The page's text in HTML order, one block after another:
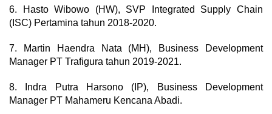
6. Hasto Wibowo (HW), SVP Integrated Supply Chain
(ISC) Pertamina tahun 2018-2020.
7. Martin Haendra Nata (MH), Business Development
Manager PT Trafigura tahun 2019-2021.
8. Indra Putra Harsono (IP), Business Development
Manager PT Mahameru Kencana Abadi.